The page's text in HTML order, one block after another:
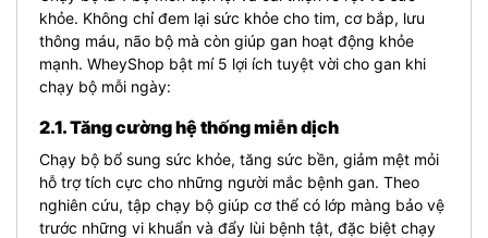
khỏe. Không chỉ đem lại sức khỏe cho tim, cơ bắp, lưu
thông máu, não bộ mà còn giúp gan hoạt động khỏe
mạnh. WheyShop bật mí 5 lợi ích tuyệt vời cho gan khi
chạy bộ mỗi ngày:
2.1. Tăng cường hệ thống miễn dịch
Chạy bộ bổ sung sức khỏe, tăng sức bền, giảm mệt mỏi
hỗ trợ tích cực cho những người mắc bệnh gan. Theo
nghiên cứu, tập chạy bộ giúp cơ thể có lớp màng bảo vệ
trước những vi khuẩn và đẩy lùi bệnh tật, đặc biệt chạy